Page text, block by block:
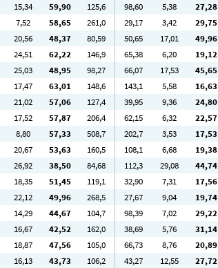
15,34 59,90 125,6 98,60 5,38 27,28
7,52 58,65 261,0 29,17 3,42 29,75
20,56 48,37 80,59 50,65 17,01 49,96
24,51 62,22 146,9 65,38 6,20 19,12
25,03 48,95 98,27 66,07 17,53 45,65
17,47 63,01 148,6 143,1 5,58 16,63
21,02 57,06 127,4 39,95 9,36 24,80
17,52 57,87 206,4 62,15 6,32 22,57
8,80 57,33 508,7 202,7 3,53 17,53
20,67 53,63 160,5 108,1 6,68 19,38
26,92 38,50 84,68 112,3 29,08 44,74
18,35 51,45 119,1 32,90 7,31 17,56
22,12 49,96 268,5 27,67 9,04 19,74
14,29 44,67 104,7 98,39 7,02 29,22
16,67 42,52 162,0 38,69 5,76 31,14
18,87 47,56 105,0 66,73 8,76 20,89
16,13 43,73 106,2 43,27 12,55 27,72